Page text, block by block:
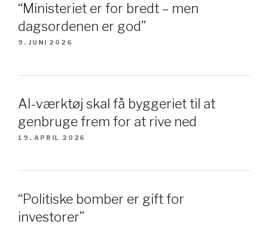
“Ministeriet er for bredt – men
dagsordenen er god”
9. JUNI 2026
AI-værktøj skal få byggeriet til at
genbruge frem for at rive ned
19. APRIL 2026
“Politiske bomber er gift for
investorer”